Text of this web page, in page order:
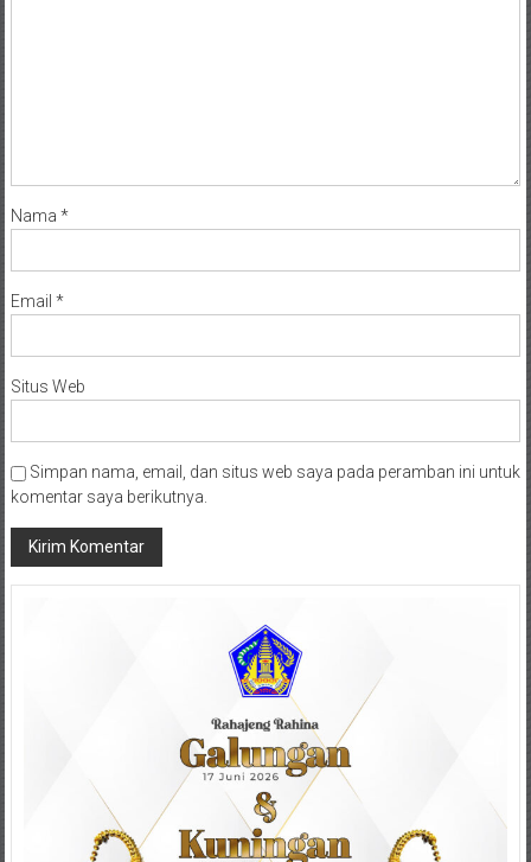
Nama *
Email *
Situs Web
Simpan nama, email, dan situs web saya pada peramban ini untuk
komentar saya berikutnya.